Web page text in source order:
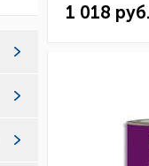
1 018 руб.